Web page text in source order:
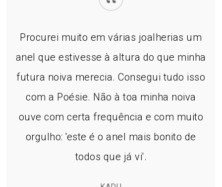
Procurei muito em várias joalherias um
anel que estivesse à altura do que minha
futura noiva merecia. Consegui tudo isso
com a Poésie. Não à toa minha noiva
ouve com certa frequência e com muito
orgulho: 'este é o anel mais bonito de
todos que já vi'.